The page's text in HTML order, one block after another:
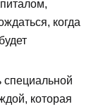
когда
специальной
которая